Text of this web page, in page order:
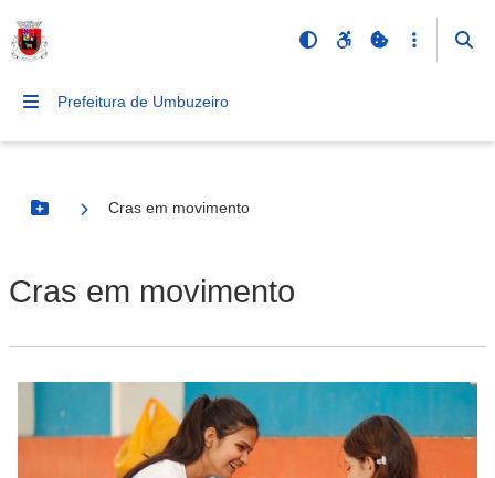
Prefeitura de Umbuzeiro
Botão Menu
Cras em movimento
Cras em movimento